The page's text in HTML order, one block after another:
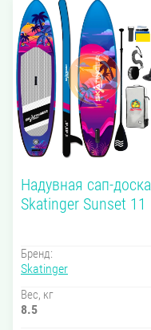
Надувная сап-доска
Skatinger Sunset 11
Бренд:
Skatinger
Вес, кг
8.5